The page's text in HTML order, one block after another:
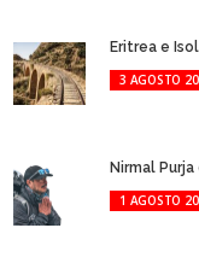
Eritrea e
3 AGOSTO
Nirmal
1 AGOSTO